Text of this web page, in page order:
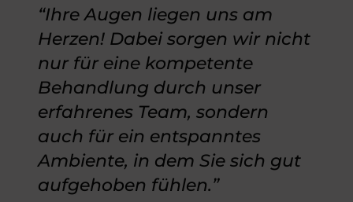
“Ihre Augen liegen uns am
Herzen! Dabei sorgen wir nicht
nur für eine kompetente
Behandlung durch unser
erfahrenes Team, sondern
auch für ein entspanntes
Ambiente, in dem Sie sich gut
aufgehoben fühlen.”